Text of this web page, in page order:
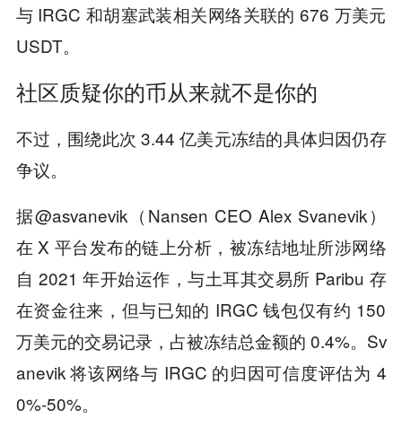
与 IRGC 和胡塞武装相关网络关联的 676 万美元
USDT。
社区质疑你的币从来就不是你的
不过，围绕此次 3.44 亿美元冻结的具体归因仍存
争议。
据@asvanevik（Nansen CEO Alex Svanevik）
在 X 平台发布的链上分析，被冻结地址所涉网络
自 2021 年开始运作，与土耳其交易所 Paribu 存
在资金往来，但与已知的 IRGC 钱包仅有约 150
万美元的交易记录，占被冻结总金额的 0.4%。Sv
anevik 将该网络与 IRGC 的归因可信度评估为 4
0%-50%。